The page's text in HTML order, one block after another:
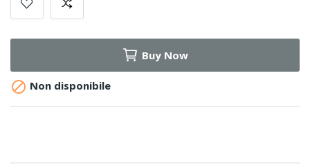
Buy Now
 Non disponibile